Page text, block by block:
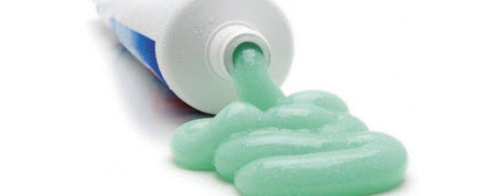
شوربات
سلطات
ساندويشات
مخبوزات